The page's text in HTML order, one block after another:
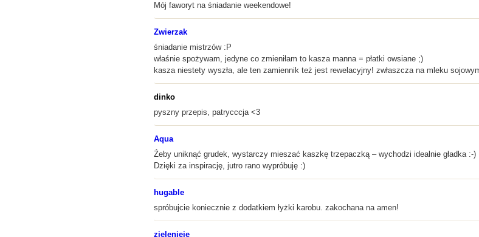
Mój faworyt na śniadanie weekendowe!
Zwierzak
śniadanie mistrzów :P
właśnie spożywam, jedyne co zmieniłam to kasza manna = płatki owsiane ;)
kasza niestety wyszła, ale ten zamiennik też jest rewelacyjny! zwłaszcza na mleku
dinko
pyszny przepis, patrycccja <3
Aqua
Źeby uniknąć grudek, wystarczy mieszać kaszkę trzepaczką – wychodzi idealnie gładka :-)
Dzięki za inspirację, jutro rano wypróbuję :)
hugable
spróbujcie koniecznie z dodatkiem łyżki karobu. zakochana na amen!
zielenieję